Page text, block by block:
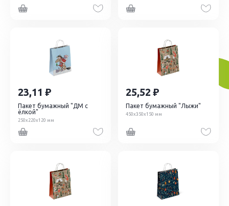
23,11
Пакет бумажный "ДМ с
ёлкой"
250х220х120 мм
25,52
Пакет бумажный "Лыжи"
450х350х150 мм